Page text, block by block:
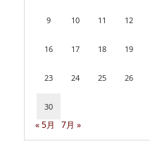
9 10 11 12
16 17 18 19
23 24 25 26
30
« 5月 7月 »